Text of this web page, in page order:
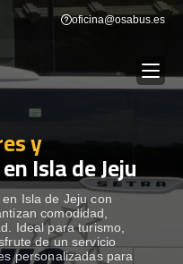
oficina@osabus.es
Show dropdown
Show dropdown
y
en Isla de Jeju
Isla de Jeju con
comodidad,
Ideal para turismo,
de un servicio
personalizadas para